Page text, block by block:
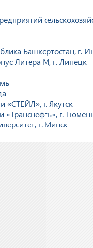
Башкортостан, г.
Литера М, г. Липецк
«СТЕЙЛ», г. Якутск
«Транснефть», г.
г. Минск